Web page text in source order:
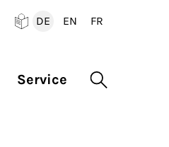
DE
EN
FR
Service Suche